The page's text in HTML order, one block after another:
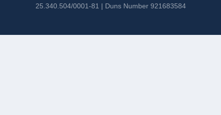
25.340.504/0001-81 | Duns Number 921683584